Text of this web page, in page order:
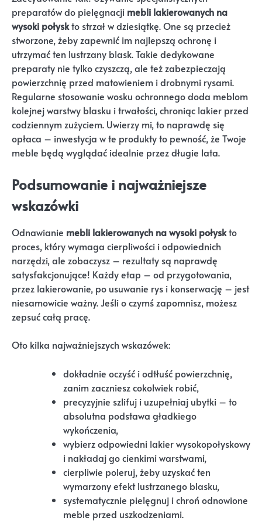
preparatów do pielęgnacji mebli lakierowanych na
wysoki połyskto strzał w dziesiątkę. One są przecież
stworzone, żeby zapewnić im najlepszą ochronę i
utrzymać ten lustrzany blask. Takie dedykowane
preparaty nie tylko czyszczą, ale też zabezpieczają
powierzchnię przed matowieniem i drobnymi rysami.
Regularne stosowanie wosku ochronnego doda meblom
kolejnej warstwy blasku i trwałości, chroniąc lakier przed
codziennym zużyciem. Uwierzy mi, to naprawdę się
opłaca – inwestycja w te produkty to pewność, że Twoje
meble będą wyglądać idealnie przez długie lata.
Podsumowanie i najważniejsze
wskazówki
Odnawianie mebli lakierowanych na wysoki połyskto
proces, który wymaga cierpliwości i odpowiednich
narzędzi, ale zobaczysz – rezultaty są naprawdę
satysfakcjonujące! Każdy etap – od przygotowania,
przez lakierowanie, po usuwanie rys i konserwację – jest
niesamowicie ważny. Jeśli o czymś zapomnisz, możesz
zepsuć całą pracę.
Oto kilka najważniejszych wskazówek:
dokładnie oczyść i odtłuść powierzchnię,
zanim zaczniesz cokolwiek robić,
precyzyjnie szlifuj i uzupełniaj ubytki – to
absolutna podstawa gładkiego
wykończenia,
wybierz odpowiedni lakier wysokopołyskowy
i nakładaj go cienkimi warstwami,
cierpliwie poleruj, żeby uzyskać ten
wymarzony efekt lustrzanego blasku,
systematycznie pielęgnuj i chroń odnowione
meble przed uszkodzeniami.